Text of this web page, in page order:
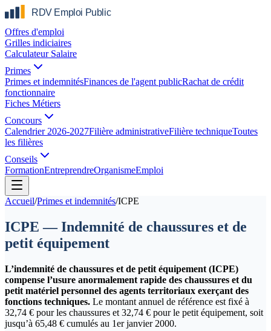
Offres d'emploi
Grilles indiciaires
Calculateur Salaire
Primes
Primes et indemnitésFinances de l'agent publicRachat de crédit
fonctionnaire
Fiches Métiers
Concours
Calendrier 2026-2027Filière administrativeFilière techniqueToutes
les filières
Conseils
FormationEntreprendreOrganismeEmploi
Accueil/Primes et indemnités/ICPE
ICPE — Indemnité de chaussures et de
petit équipement
L’indemnité de chaussures et de petit équipement (ICPE)
compense l’usure anormalement rapide des chaussures et du
petit matériel personnel des agents territoriaux exerçant des
fonctions techniques. Le montant annuel de référence est fixé à
32,74 € pour les chaussures et 32,74 € pour le petit équipement, soit
jusqu’à 65,48 € cumulés au 1er janvier 2000.